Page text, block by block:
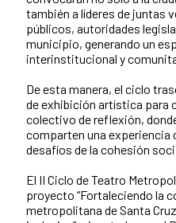
también a líderes de juntas
públicos, autoridades
municipio, generando un
interinstitucional y
De esta manera, el ciclo
de exhibición artística para
colectivo de reflexión,
comparten una experiencia
desafíos de la cohesión
El II Ciclo de Teatro
proyecto “Fortaleciendo la
metropolitana de Santa